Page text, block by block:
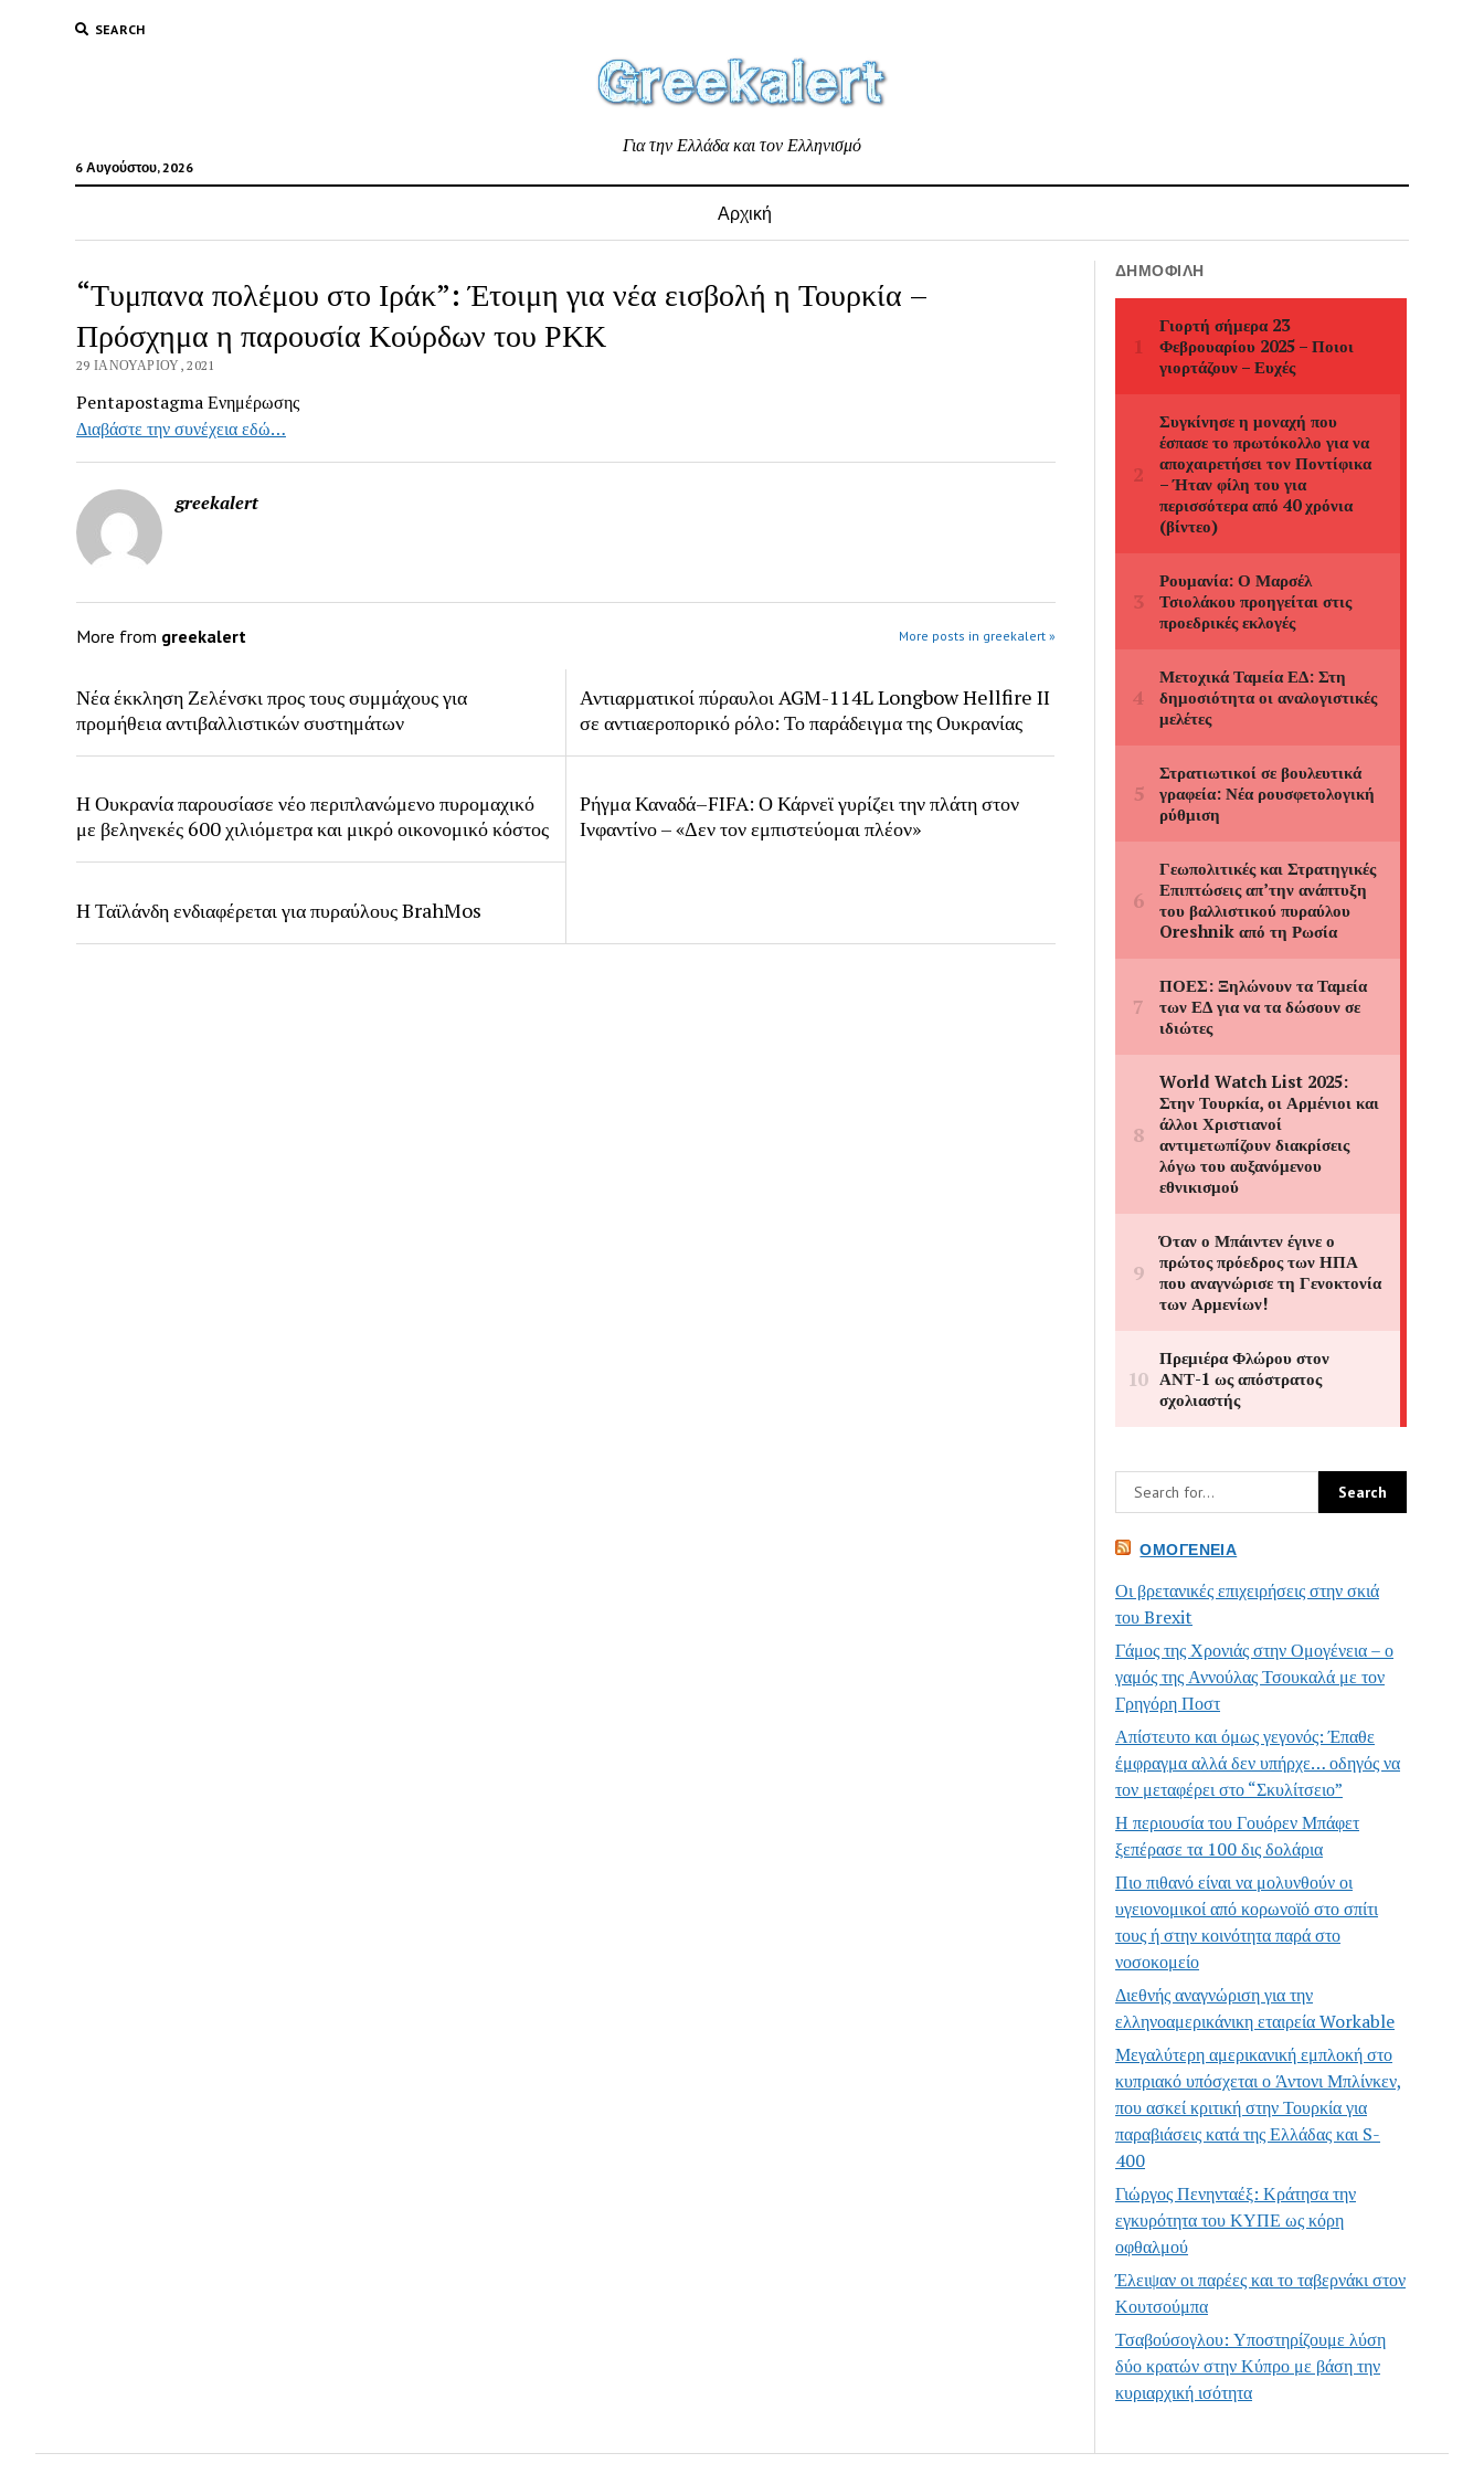
SEARCH
6 Αυγούστου, 2026
Για την Ελλάδα και τον Ελληνισμό
Αρχική
“Τυμπανα πολέμου στο Ιράκ”: Έτοιμη για νέα εισβολή η Τουρκία –
Πρόσχημα η παρουσία Κούρδων του ΡΚΚ
29 ΙΑΝΟΥΑΡΊΟΥ, 2021
Pentapostagma Ενημέρωσης
Διαβάστε την συνέχεια εδώ…
greekalert
More from greekalert More posts in greekalert »
Νέα έκκληση Ζελένσκι προς τους συμμάχους για
προμήθεια αντιβαλλιστικών συστημάτων
Αντιαρματικοί πύραυλοι AGM-114L Longbow Hellfire II
σε αντιαεροπορικό ρόλο: Το παράδειγμα της Ουκρανίας
Η Ουκρανία παρουσίασε νέο περιπλανώμενο πυρομαχικό
με βεληνεκές 600 χιλιόμετρα και μικρό οικονομικό κόστος
Ρήγμα Καναδά–FIFA: Ο Κάρνεϊ γυρίζει την πλάτη στον
Ινφαντίνο – «Δεν τον εμπιστεύομαι πλέον»
Η Ταϊλάνδη ενδιαφέρεται για πυραύλους BrahMos
ΔΗΜΟΦΙΛΉ
ΟΜΟΓΈΝΕΙΑ
Οι βρετανικές επιχειρήσεις στην σκιά
του Brexit
Γάμος της Χρονιάς στην Ομογένεια – ο
γαμός της Αννούλας Τσουκαλά με τον
Γρηγόρη Ποστ
Απίστευτο και όμως γεγονός: Έπαθε
έμφραγμα αλλά δεν υπήρχε… οδηγός να
τον μεταφέρει στο “Σκυλίτσειο”
Η περιουσία του Γουόρεν Μπάφετ
ξεπέρασε τα 100 δις δολάρια
Πιο πιθανό είναι να μολυνθούν οι
υγειονομικοί από κορωνοϊό στο σπίτι
τους ή στην κοινότητα παρά στο
νοσοκομείο
Διεθνής αναγνώριση για την
ελληνοαμερικάνικη εταιρεία Workable
Μεγαλύτερη αμερικανική εμπλοκή στο
κυπριακό υπόσχεται ο Άντονι Μπλίνκεν,
που ασκεί κριτική στην Τουρκία για
παραβιάσεις κατά της Ελλάδας και S-
400
Γιώργος Πενηνταέξ: Κράτησα την
εγκυρότητα του ΚΥΠΕ ως κόρη
οφθαλμού
Έλειψαν οι παρέες και το ταβερνάκι στον
Κουτσούμπα
Τσαβούσογλου: Υποστηρίζουμε λύση
δύο κρατών στην Κύπρο με βάση την
κυριαρχική ισότητα